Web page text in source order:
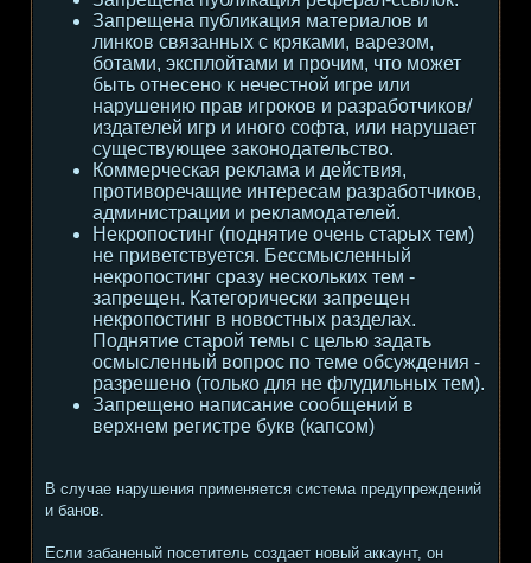
Запрещена публикация материалов и
линков связанных с кряками, варезом,
ботами, эксплойтами и прочим, что может
быть отнесено к нечестной игре или
нарушению прав игроков и разработчиков/
издателей игр и иного софта, или нарушает
существующее законодательство.
Коммерческая реклама и действия,
противоречащие интересам разработчиков,
администрации и рекламодателей.
Некропостинг (поднятие очень старых тем)
не приветствуется. Бессмысленный
некропостинг сразу нескольких тем -
запрещен. Категорически запрещен
некропостинг в новостных разделах.
Поднятие старой темы с целью задать
осмысленный вопрос по теме обсуждения -
разрешено (только для не флудильных тем).
Запрещено написание сообщений в
верхнем регистре букв (капсом)
В случае нарушения применяется система предупреждений
и банов.
Если забаненый посетитель создает новый аккаунт, он